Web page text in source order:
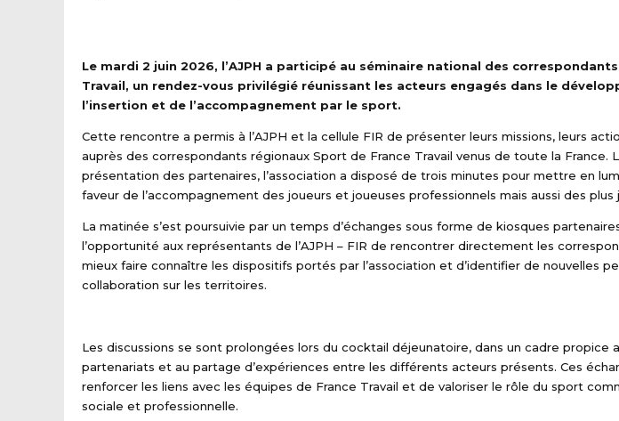
Le mardi 2 juin 2026, l’AJPH a participé au séminaire national des
Travail, un rendez-vous privilégié réunissant les acteurs engagés dans le
l’insertion et de l’accompagnement par le sport.
Cette rencontre a permis à l’AJPH et la cellule FIR de présenter leurs missions, leurs
auprès des correspondants régionaux Sport de France Travail venus de toute la France.
présentation des partenaires, l’association a disposé de trois minutes pour mettre en
faveur de l’accompagnement des joueurs et joueuses professionnels mais aussi des
La matinée s’est poursuivie par un temps d’échanges sous forme de kiosques
l’opportunité aux représentants de l’AJPH – FIR de rencontrer directement les
mieux faire connaître les dispositifs portés par l’association et d’identifier de nouvelles
collaboration sur les territoires.
Les discussions se sont prolongées lors du cocktail déjeunatoire, dans un cadre propice
partenariats et au partage d’expériences entre les différents acteurs présents. Ces
renforcer les liens avec les équipes de France Travail et de valoriser le rôle du sport
sociale et professionnelle.